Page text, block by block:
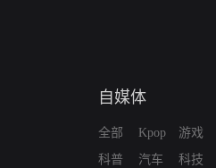
自媒体
全部
科普
Kpop
汽车
游戏
科技